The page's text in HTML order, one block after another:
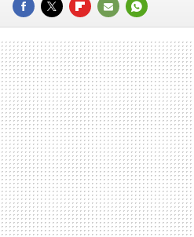
FACEBOOK
TWITTERFLIPBOARD
E-
MAIL
WHATSAPP